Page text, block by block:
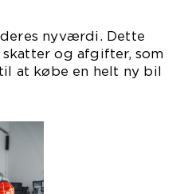
nyværdi. Dette
og afgifter, som
at købe en helt ny bil